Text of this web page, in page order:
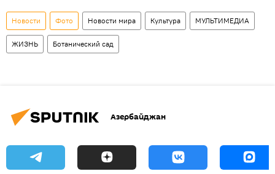
Новости Фото Новости мира Культура МУЛЬТИМЕДИА
ЖИЗНЬ Ботанический сад
Азербайджан